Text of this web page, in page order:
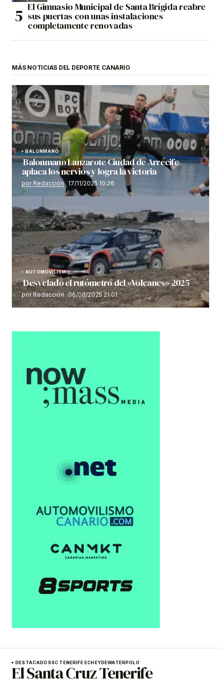
El Gimnasio Municipal de Santa Brígida reabre
sus puertas con unas instalaciones
completamente renovadas
MÁS NOTICIAS DEL DEPORTE CANARIO
BALONMANO
Balonmano Lanzarote Ciudad de Arrecife
aplaca los nervios y logra la victoria
por Redacción 17/11/2025 10:26
AUTOMOVILISMO
Desvelado el rutómetro del «Volcanes» 2025
por Redacción 06/08/2025 21:01
DESTACADOSSC TENERIFE ECHEYDEWATERPOLO
El Santa Cruz Tenerife